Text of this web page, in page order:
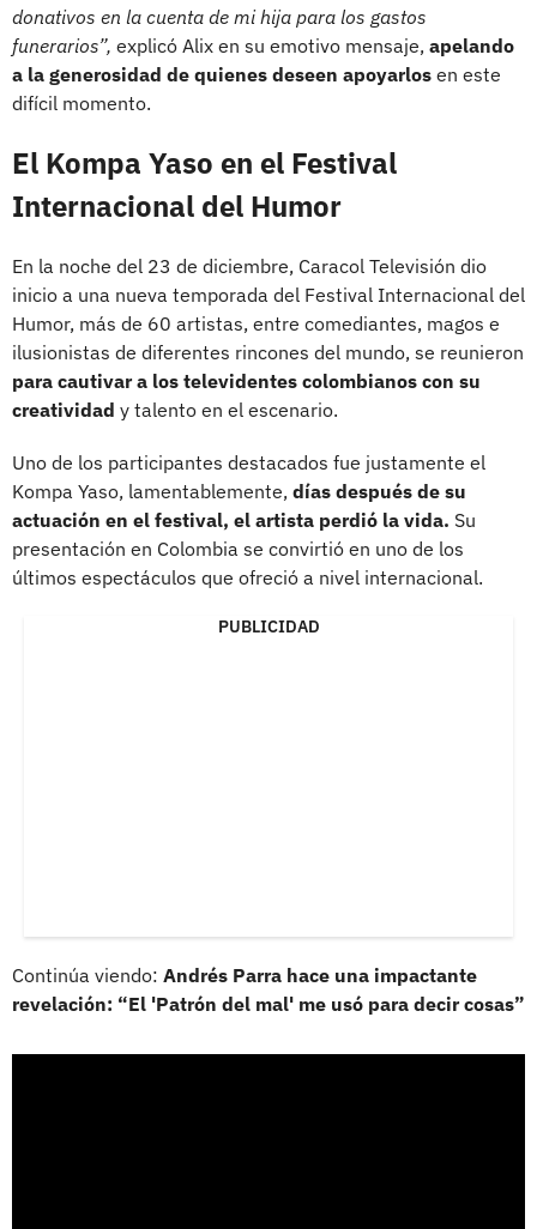
donativos en la cuenta de mi hija para los gastos
funerarios”, explicó Alix en su emotivo mensaje, apelando
a la generosidad de quienes deseen apoyarlos en este
difícil momento.
El Kompa Yaso en el Festival
Internacional del Humor
En la noche del 23 de diciembre, Caracol Televisión dio
inicio a una nueva temporada del Festival Internacional del
Humor, más de 60 artistas, entre comediantes, magos e
ilusionistas de diferentes rincones del mundo, se reunieron
para cautivar a los televidentes colombianos con su
creatividad y talento en el escenario.
Uno de los participantes destacados fue justamente el
Kompa Yaso, lamentablemente, días después de su
actuación en el festival, el artista perdió la vida. Su
presentación en Colombia se convirtió en uno de los
últimos espectáculos que ofreció a nivel internacional.
PUBLICIDAD
Continúa viendo: Andrés Parra hace una impactante
revelación: “El 'Patrón del mal' me usó para decir cosas”